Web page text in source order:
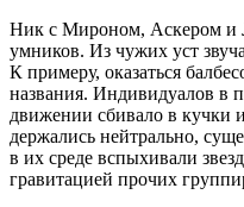
Ник с Мироном, Аскером и
умников. Из чужих уст
К примеру, оказаться
названия. Индивидуалов в
движении сбивало в кучки
держались нейтрально,
в их среде вспыхивали
гравитацией прочих